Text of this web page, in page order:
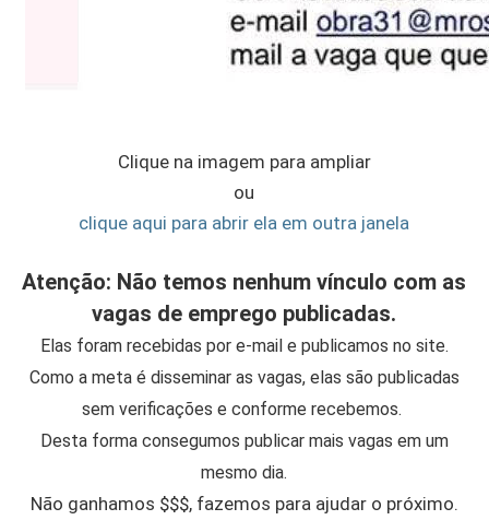
Clique na imagem para ampliar
ou
clique aqui para abrir ela em outra janela
Atenção: Não temos nenhum vínculo com as
vagas de emprego publicadas.
Elas foram recebidas por e-mail e publicamos no site.
Como a meta é disseminar as vagas, elas são publicadas
sem verificações e conforme recebemos.
Desta forma consegumos publicar mais vagas em um
mesmo dia.
Não ganhamos $$$, fazemos para ajudar o próximo.